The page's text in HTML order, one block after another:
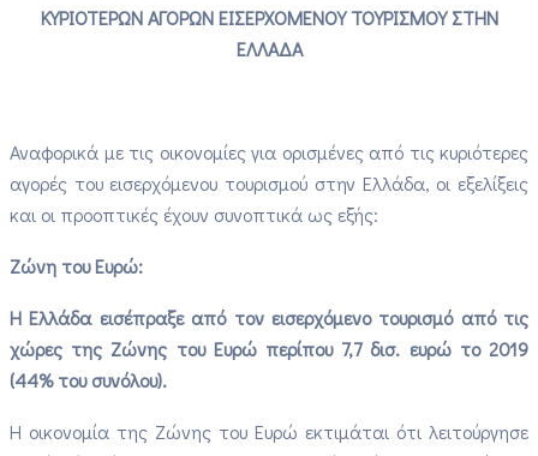
ΚΥΡΙΟΤΕΡΩΝ ΑΓΟΡΩΝ ΕΙΣΕΡΧΟΜΕΝΟΥ ΤΟΥΡΙΣΜΟΥ ΣΤΗΝ
ΕΛΛΑΔΑ
Αναφορικά με τις οικονομίες για ορισμένες από τις κυριότερες
αγορές του εισερχόμενου τουρισμού στην Ελλάδα, οι εξελίξεις
και οι προοπτικές έχουν συνοπτικά ως εξής:
Ζώνη του Ευρώ:
Η Ελλάδα εισέπραξε από τον εισερχόμενο τουρισμό από τις
χώρες της Ζώνης του Ευρώ περίπου 7,7 δισ. ευρώ το 2019
(44% του συνόλου).
Η οικονομία της Ζώνης του Ευρώ εκτιμάται ότι λειτούργησε